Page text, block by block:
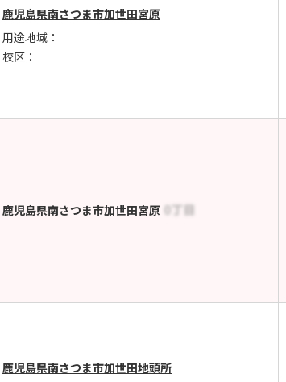
鹿児島県南さつま市加世田宮原
用途地域：
校区：
鹿児島県南さつま市加世田宮原
鹿児島県南さつま市加世田地頭所